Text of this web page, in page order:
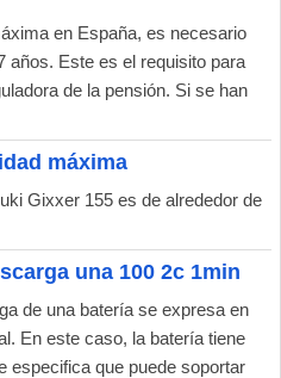
en España, es necesario
años. Este es el requisito para
de la pensión. Si se han
máxima
Gixxer 155 es de alrededor de
una 100 2c 1min
de una batería se expresa en
En este caso, la batería tiene
especifica que puede soportar